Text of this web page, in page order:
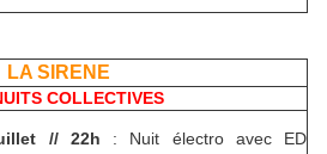
LA SIRENE
COLLECTIVES
// 22h : Nuit électro avec ED